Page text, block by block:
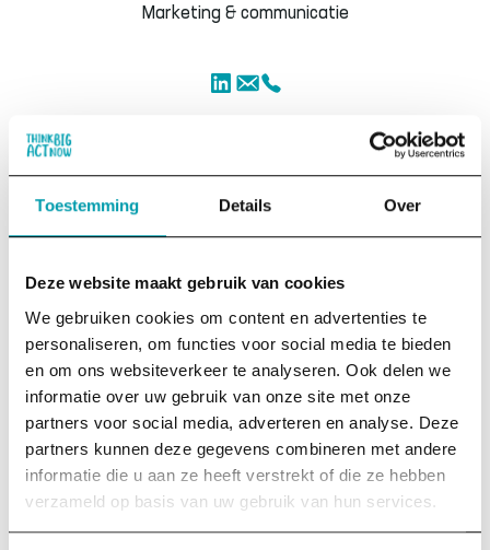
Toestemming Details Over
Deze website maakt gebruik van cookies
We gebruiken cookies om content en advertenties te
personaliseren, om functies voor social media te bieden
en om ons websiteverkeer te analyseren. Ook delen we
informatie over uw gebruik van onze site met onze
partners voor social media, adverteren en analyse. Deze
partners kunnen deze gegevens combineren met andere
informatie die u aan ze heeft verstrekt of die ze hebben
verzameld op basis van uw gebruik van hun services.
Marketing & communicatie
LinkedIn